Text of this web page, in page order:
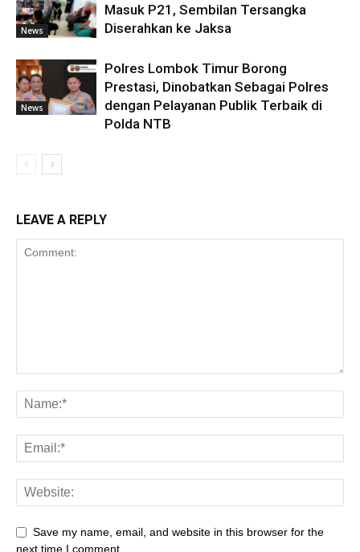
News
Masuk P21, Sembilan Tersangka
Diserahkan ke Jaksa
News
Polres Lombok Timur Borong
Prestasi, Dinobatkan Sebagai Polres
dengan Pelayanan Publik Terbaik di
Polda NTB
LEAVE A REPLY
Save my name, email, and website in this browser for the
next time I comment.